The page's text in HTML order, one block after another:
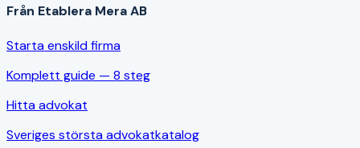
Från Etablera Mera AB
Starta enskild firma
Komplett guide — 8 steg
Hitta advokat
Sveriges största advokatkatalog